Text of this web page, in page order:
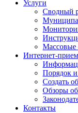
Услуги
Сводный
Массовые
Интернет-
Порядок
Создать
Обзоры
Контакты